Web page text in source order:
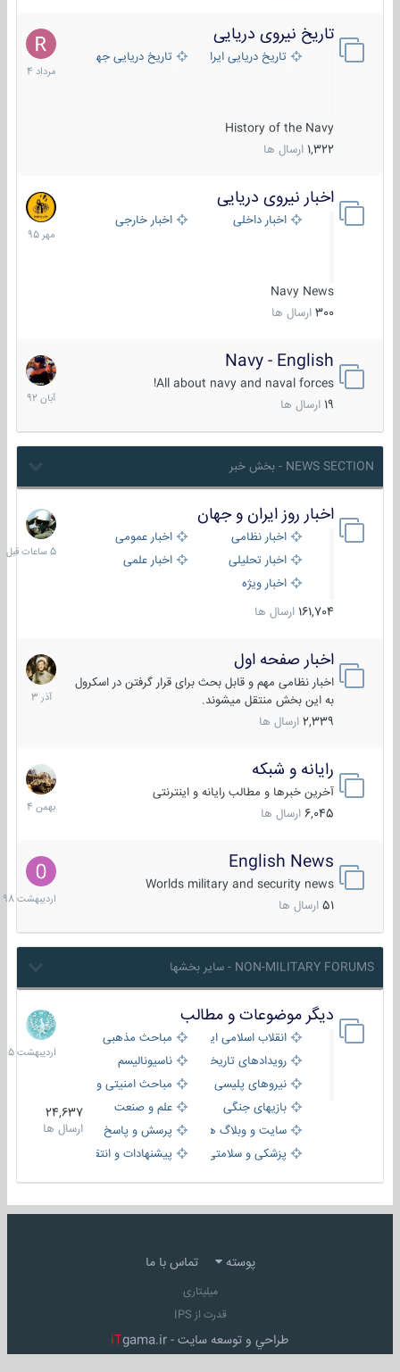
تاریخ نیروی دریایی
تاریخ دریایی ایران تاریخ دریایی جهان
History of the Navy
1,322 ارسال ها
16
مرداد
1404
اخبار نیروی دریایی
اخبار داخلی اخبار خارجی
Navy News
300 ارسال ها
27
مهر
1395
Navy - English
All about navy and naval forces!
ارسال ها
22
آبان
1392
NEWS SECTION - بخش خبر
اخبار روز ایران و جهان
اخبار نظامی
اخبار عمومی
اخبار تحلیلی
اخبار علمی
اخبار ویژه
161,704 ارسال ها
5
ساعات
قبل
اخبار صفحه اول
اخبار نظامی مهم و قابل بحث برای قرار گرفتن در اسکرول
به این بخش منتقل میشوند.
2,339 ارسال ها
7
آذر
1403
رایانه و شبکه
آخرین خبرها و مطالب رایانه و اینترنتی
6,045 ارسال ها
30
بهمن
1404
English News
Worlds military and security news
51 ارسال ها
10
1398
NON-MILITARY FORUMS - سایر بخشها
دیگر موضوعات و مطالب
انقلاب اسلامی ایران
مباحث مذهبی
رویدادهای تاریخی و مذهبیناسیونالیسم
نیروهای پلیسی
مباحث امنیتی و اطلاعاتی
بازیهای جنگی
علم و صنعت
سایت و وبلاگ ها
پرسش و پاسخ
پزشکی و سلامتی
پیشنهادات و انتقادات
24,637
ارسال ها
8
1405
پوسته تماس با ما
میلیتاری
قدرت از IPS
طراحي و توسعه سايت - iTgama.ir